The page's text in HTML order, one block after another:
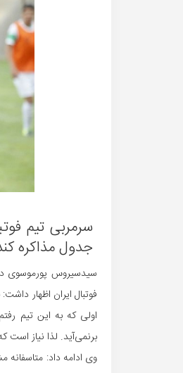
سرمربی تیم
جدول مذاکره
سیدسیروس پورموسوی
فوتبال ایران اظهار
اولی که به این تیم
برنمی‌آید. لذا نیاز
وی ادامه داد: